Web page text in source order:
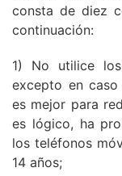
consta de diez
continuación:
1) No utilice
excepto en
es mejor para
es lógico, ha
los teléfonos
14 años;